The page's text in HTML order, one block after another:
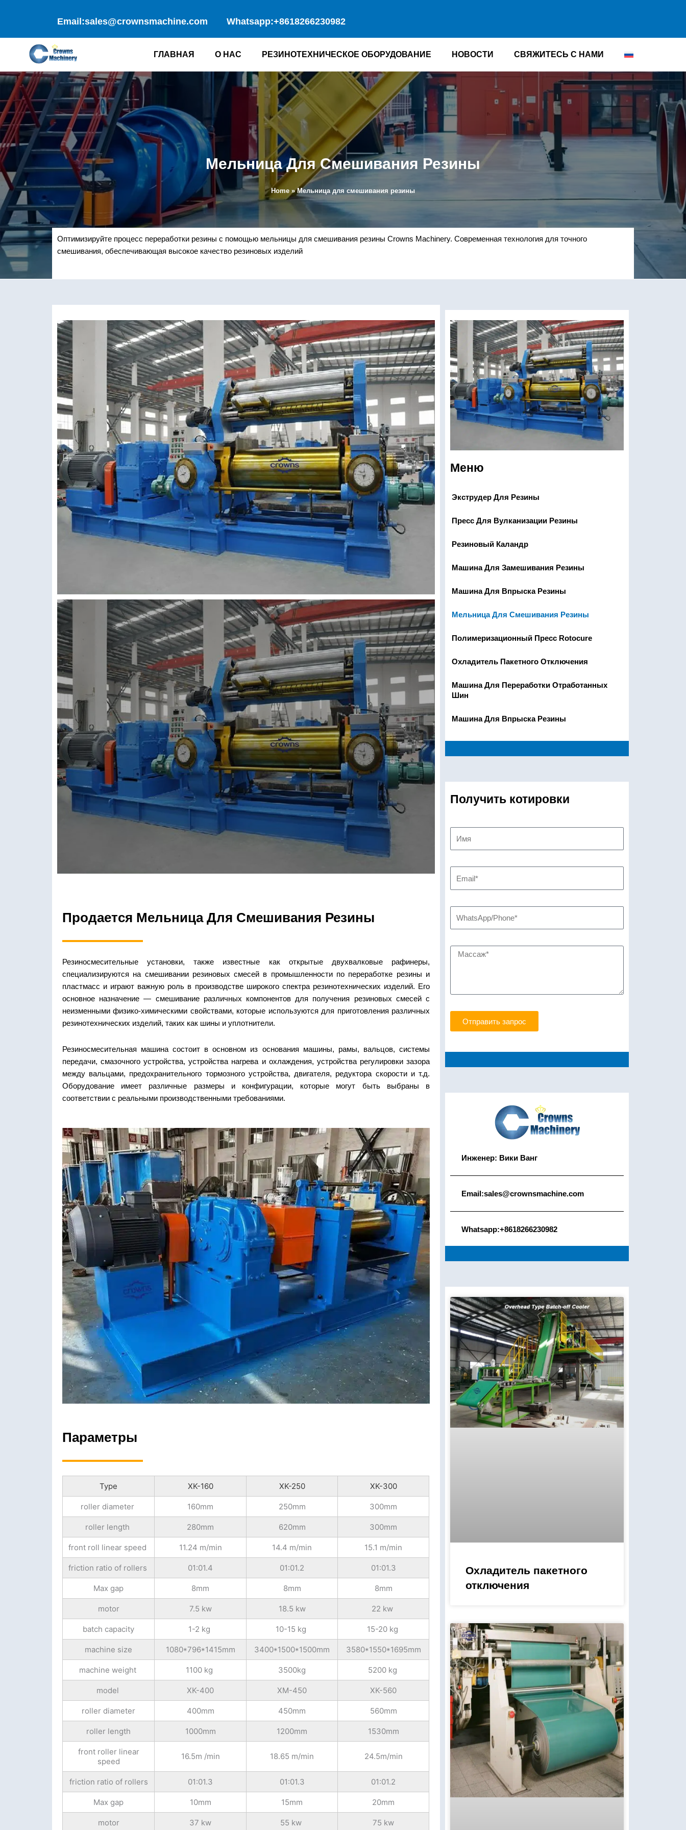
Email:sales@crownsmachine.com Whatsapp:+8618266230982
ГЛАВНАЯ О НАС РЕЗИНОТЕХНИЧЕСКОЕ ОБОРУДОВАНИЕ НОВОСТИ СВЯЖИТЕСЬ С НАМИ
Мельница Для Смешивания Резины
Home »Мельница для смешивания резины
Оптимизируйте процесс переработки резины с помощью мельницы для смешивания резины Crowns Machinery. Современная технология для точного
смешивания, обеспечивающая высокое качество резиновых изделий
Продается Мельница Для Смешивания Резины
Резиносмесительные установки, также известные как открытые двухвалковые рафинеры,
специализируются на смешивании резиновых смесей в промышленности по переработке резины и
пластмасс и играют важную роль в производстве широкого спектра резинотехнических изделий. Его
основное назначение — смешивание различных компонентов для получения резиновых смесей с
неизменными физико-химическими свойствами, которые используются для приготовления различных
резинотехнических изделий, таких как шины и уплотнители.
Резиносмесительная машина состоит в основном из основания машины, рамы, вальцов, системы
передачи, смазочного устройства, устройства нагрева и охлаждения, устройства регулировки зазора
между вальцами, предохранительного тормозного устройства, двигателя, редуктора скорости и т.д.
Оборудование имеет различные размеры и конфигурации, которые могут быть выбраны в
соответствии с реальными производственными требованиями.
Параметры
Type XK-160 XK-250 XK-300
roller diameter 160mm 250mm 300mm
roller length 280mm 620mm 300mm
front roll linear speed 11.24 m/min 14.4 m/min 15.1 m/min
friction ratio of rollers 01:01.4 01:01.2 01:01.3
Max gap 8mm 8mm 8mm
motor 7.5 kw 18.5 kw 22 kw
batch capacity 1-2 kg 10-15 kg 15-20 kg
machine size 1080*796*1415mm 3400*1500*1500mm 3580*1550*1695mm
machine weight 1100 kg 3500kg 5200 kg
model XK-400 XM-450 XK-560
roller diameter 400mm 450mm 560mm
roller length 1000mm 1200mm 1530mm
front roller linear
speed
16.5m /min 18.65 m/min 24.5m/min
friction ratio of rollers 01:01.3 01:01.3 01:01.2
Max gap 10mm 15mm 20mm
motor 37 kw 55 kw 75 kw
Меню
Экструдер Для Резины
Пресс Для Вулканизации Резины
Резиновый Каландр
Машина Для Замешивания Резины
Машина Для Впрыска Резины
Мельница Для Смешивания Резины
Полимеризационный Пресс Rotocure
Охладитель Пакетного Отключения
Машина Для Переработки Отработанных
Шин
Машина Для Впрыска Резины
Получить котировки
Отправить запрос
Инженер: Вики Ванг
Email:sales@crownsmachine.com
Whatsapp:+8618266230982
Охладитель пакетного
отключения